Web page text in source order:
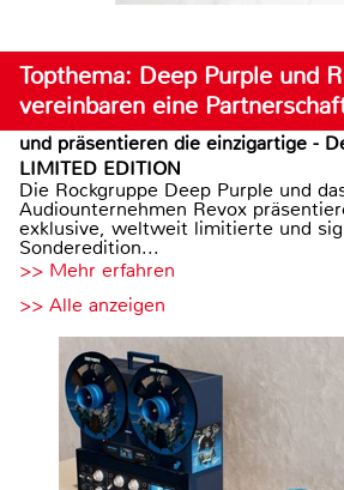
Topthema: Deep Purple und
vereinbaren eine
und präsentieren die einzigartige -
LIMITED EDITION
Die Rockgruppe Deep Purple und
Audiounternehmen Revox
exklusive, weltweit limitierte und
Sonderedition...
>> Mehr erfahren
>> Alle anzeigen